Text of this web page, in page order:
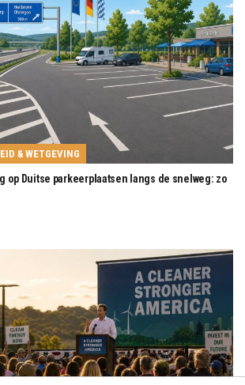
& WETGEVING
op Duitse parkeerplaatsen langs de snelweg: zo